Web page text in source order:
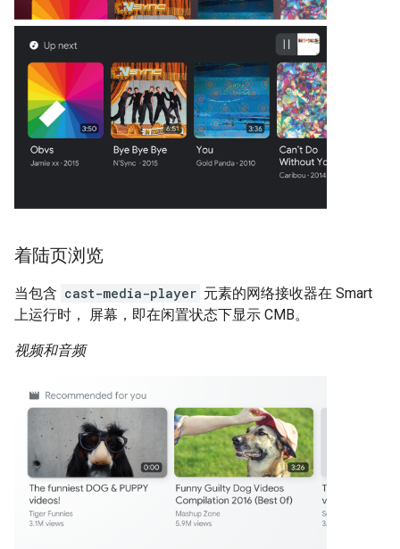
着陆页浏览
当包含 cast-media-player 元素的网络接收器在 Smart
上运行时， 屏幕，即在闲置状态下显示 CMB。
视频和音频